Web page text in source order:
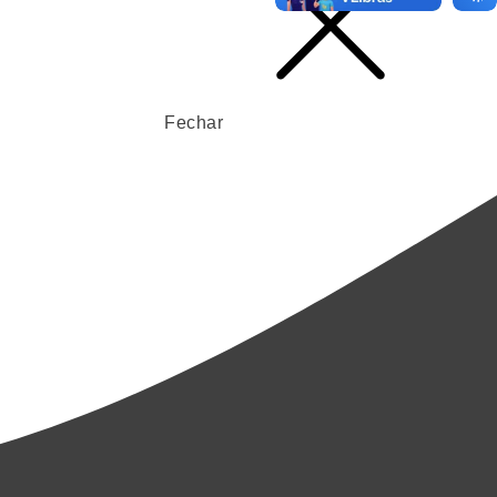
Fechar